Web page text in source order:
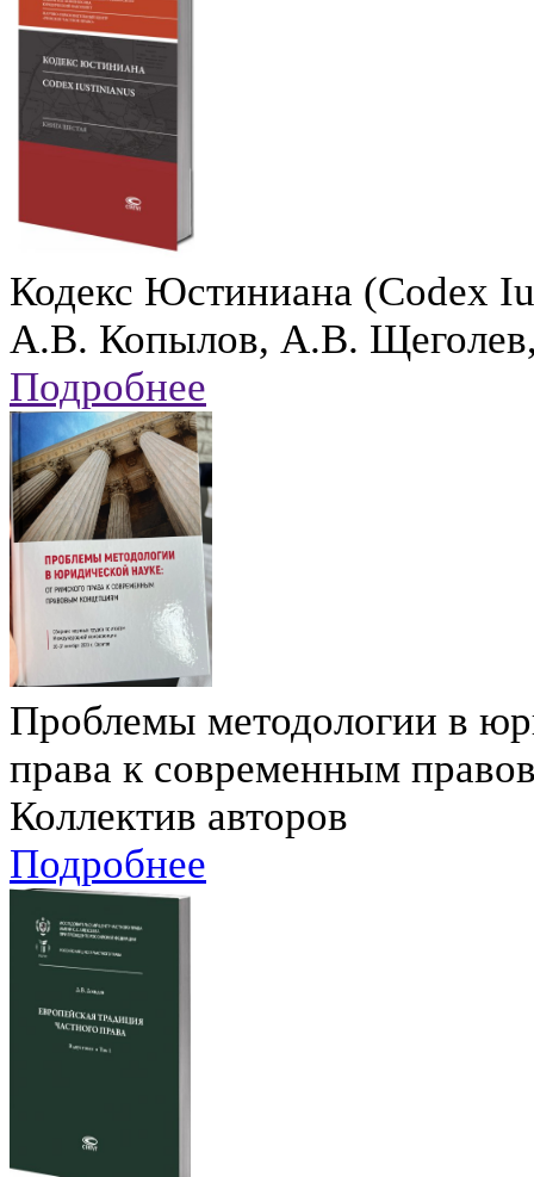
Кодекс Юстиниана (Codex
А.В. Копылов, А.В.
Подробнее
Проблемы методологии в
права к современным
Коллектив авторов
Подробнее